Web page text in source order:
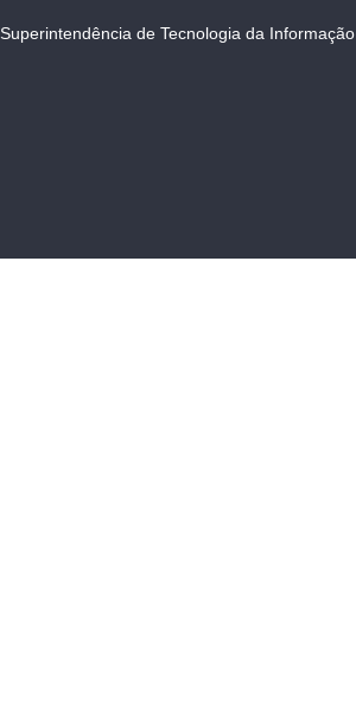
Superintendência de Tecnologia da Informação